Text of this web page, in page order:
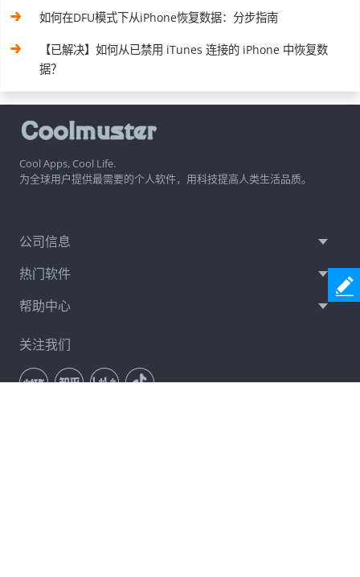
如何在DFU模式下从iPhone恢复数据：分步指南
【已解决】如何从已禁用 iTunes 连接的 iPhone 中恢复数
据？
Cool Apps, Cool Life.
为全球用户提供最需要的个人软件，用科技提高人类生活品质。
公司信息
热门软件
帮助中心
关注我们